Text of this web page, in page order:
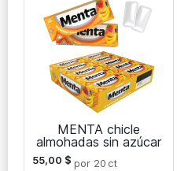
MENTA chicle
almohadas sin azúcar
55,00 $ por 20 ct